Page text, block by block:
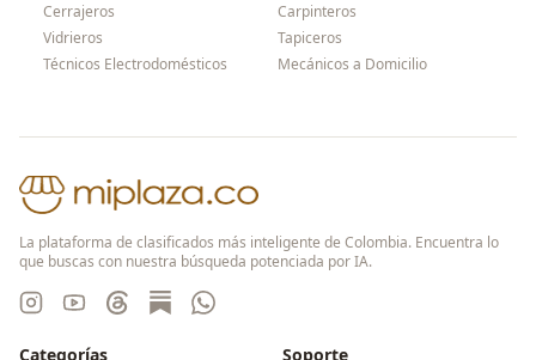
Cerrajeros
Carpinteros
Vidrieros
Tapiceros
Técnicos Electrodomésticos
Mecánicos a Domicilio
La plataforma de clasificados más inteligente de Colombia. Encuentra lo
que buscas con nuestra búsqueda potenciada por IA.
Categorías Soporte